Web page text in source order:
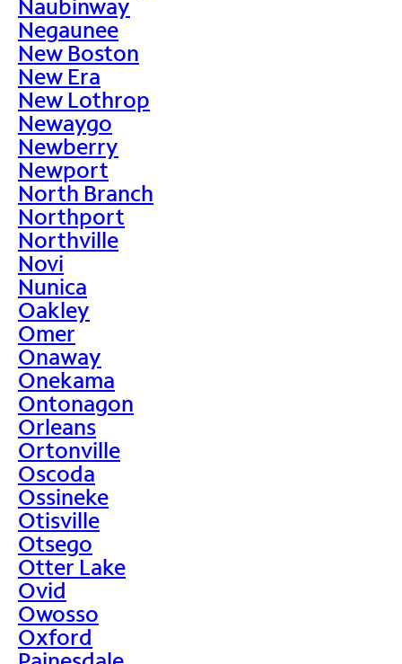
Naubinway
Negaunee
New Boston
New Era
New Lothrop
Newaygo
Newberry
Newport
North Branch
Northport
Northville
Novi
Nunica
Oakley
Omer
Onaway
Onekama
Ontonagon
Orleans
Ortonville
Oscoda
Ossineke
Otisville
Otsego
Otter Lake
Ovid
Owosso
Oxford